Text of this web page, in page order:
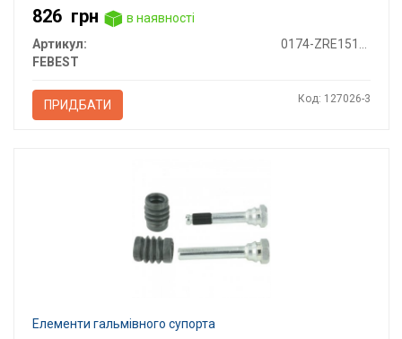
826 грн
в наявності
Артикул:
0174-ZRE151R-KIT
FEBEST
ПРИДБАТИ Код: 127026-3
Елементи гальмівного супорта